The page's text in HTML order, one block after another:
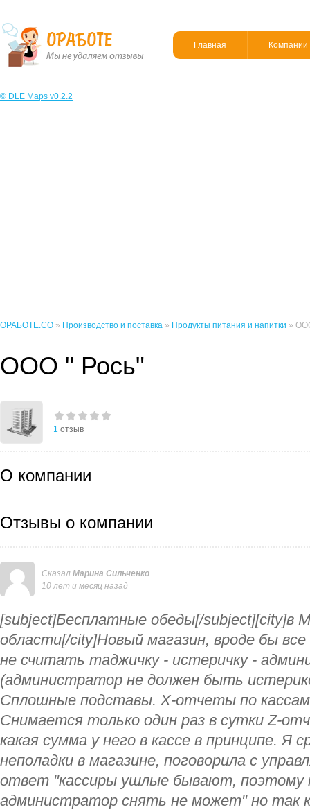
Главная Компании
© DLE Maps v0.2.2
ОРАБОТЕ.CO » Производство и поставка » Продукты питания и напитки »
ООО " Рось"
1 отзыв
О компании
Отзывы о компании
Сказал Марина Сильченко
10 лет и месяц назад
[subject]Бесплатные обеды[/subject][city]в
области[/city]Новый магазин, вроде бы все
не считать таджичку - истеричку -
(администратор не должен быть
Сплошные подставы. X-отчеты по
Снимается только один раз в сутки Z-
какая сумма у него в кассе в принципе. Я
неполадки в магазине, поговорила с
ответ "кассиры ушлые бывают, поэтому
администратор снять не может" но так